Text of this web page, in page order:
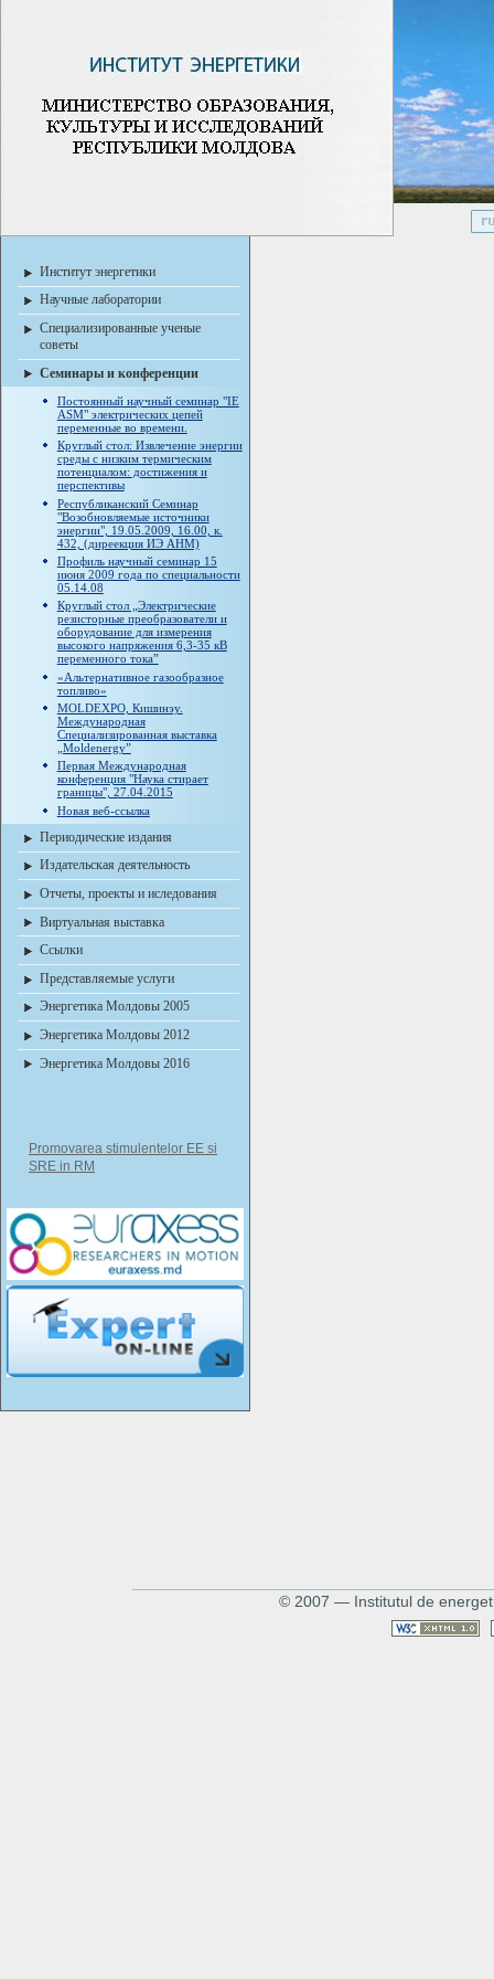
Институт энергетики
Научные лаборатории
Специализированные ученые
советы
Семинары и конференции
Постоянный научный семинар "IE
ASM" электрических цепей
переменные во времени.
Круглый стол: Извлечение энергии
среды с низким термическим
потенциалом: достижения и
перспективы
Республиканский Семинар
"Возобновляемые источники
энергии", 19.05.2009, 16.00, к.
432, (диреекция ИЭ АНМ)
Профиль научный семинар 15
июня 2009 года по специальности
05.14.08
Круглый стол „Электрические
резисторные преобразователи и
оборудование для измерения
высокого напряжения 6,3-35 кВ
переменного тока”
«Альтернативное газообразное
топливо»
MOLDEXPO, Кишинэу.
Международная
Специализированная выставка
„Moldenergy”
Первая Международная
конференция "Наука стирает
границы", 27.04.2015
Новая веб-ссылка
Периодические издания
Издательская деятельность
Отчеты, проекты и иследования
Виртуальная выставка
Ссылки
Представляемые услуги
Энергетика Молдовы 2005
Энергетика Молдовы 2012
Энергетика Молдовы 2016
Promovarea stimulentelor EE si
SRE in RM
© 2007 — Institutul de